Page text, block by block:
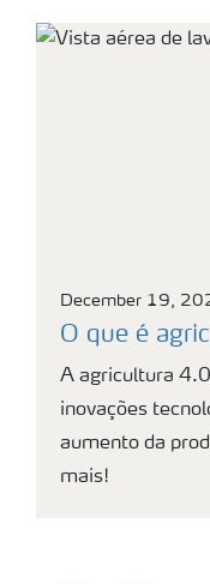
December 19,
O que é
A agricultura
inovações
aumento da
mais!